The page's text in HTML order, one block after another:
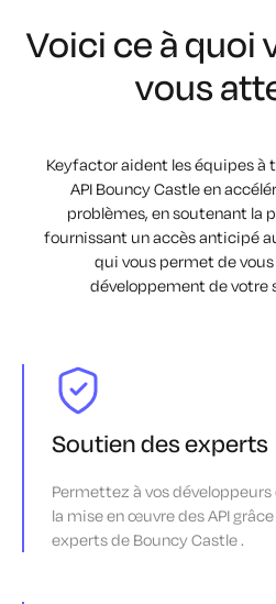
Voici ce à quoi
vous
Keyfactor aident les équipes à
API Bouncy Castle en
problèmes, en soutenant la
fournissant un accès anticipé
qui vous permet de
développement de votre
Soutien des experts
Permettez à vos
la mise en œuvre des API
experts de Bouncy Castle .